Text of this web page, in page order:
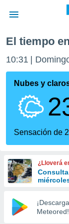
de
por
que se
calidad.
a este
las
y
forma
digital
basada
El tiempo
10:31
Nubes y
Sensación de
¿Lloverá
¡Descarga
Meteored!